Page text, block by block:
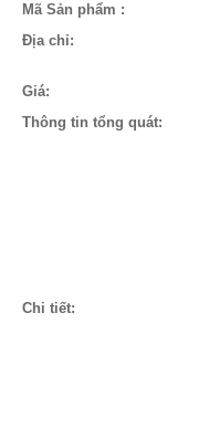
Mã Sản phẩm :
Địa chỉ:
Giá:
Thông tin tổng quát:
Chi tiết: